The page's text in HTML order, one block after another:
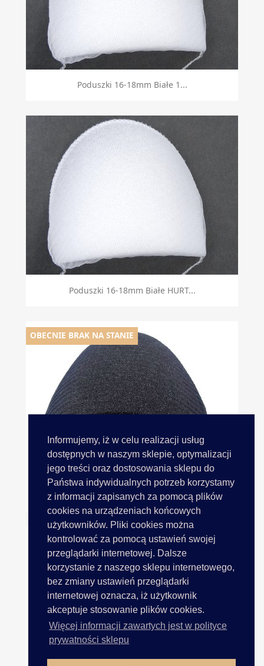
Informujemy, iż w celu realizacji usług
dostępnych w naszym sklepie, optymalizacji
jego treści oraz dostosowania sklepu do
Państwa indywidualnych potrzeb korzystamy
z informacji zapisanych za pomocą plików
cookies na urządzeniach końcowych
użytkowników. Pliki cookies można
kontrolować za pomocą ustawień swojej
przeglądarki internetowej. Dalsze
korzystanie z naszego sklepu internetowego,
bez zmiany ustawień przeglądarki
internetowej oznacza, iż użytkownik
akceptuje stosowanie plików cookies.
Więcej informacji zawartych jest w polityce
prywatności sklepu
Poduszki 16-18mm Białe 1...
Poduszki 16-18mm Białe HURT...
Poduszki 16-18mm CZARNE 1...
OBECNIE BRAK NA STANIE